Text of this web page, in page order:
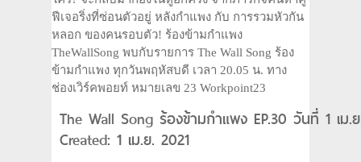
ฟีเจอริ่งที่ซ่อนตัวอยู่ หลังกำแพง กับ การรวมหัวกัน
หลอก ของคนรอบตัว! ร้องข้ามกำแพง
TheWallSong พบกับรายการ The Wall Song ร้อง
ข้ามกำแพง ทุกวันพฤหัสบดี เวลา 20.05 น. ทาง
ช่องเวิร์คพอยท์ หมายเลข 23 Workpoint23
The Wall Song ร้องข้ามกำแพง EP.30 วันที่ 1 เ
Created: 1 เม.ย. 2021